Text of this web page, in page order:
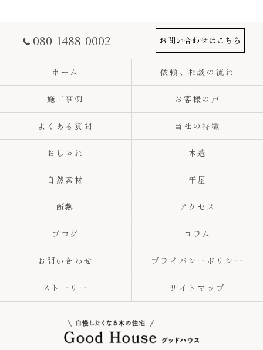
080-1488-0002 お問い合わせはこちら
ホーム 依頼、相談の流れ
施工事例 お客様の声
よくある質問 当社の特徴
おしゃれ 木造
自然素材 平屋
断熱 アクセス
ブログ コラム
お問い合わせ プライバシーポリシー
ストーリー サイトマップ